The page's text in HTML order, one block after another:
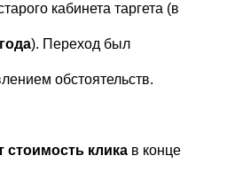
кабинета таргета (в
). Переход был
обстоятельств.
стоимость клика в конце